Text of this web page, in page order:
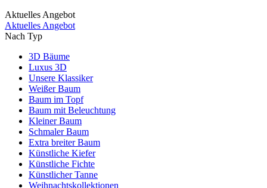
Aktuelles Angebot
Aktuelles Angebot
Nach Typ
3D Bäume
Luxus 3D
Unsere Klassiker
Weißer Baum
Baum im Topf
Baum mit Beleuchtung
Kleiner Baum
Schmaler Baum
Extra breiter Baum
Künstliche Kiefer
Künstliche Fichte
Künstlicher Tanne
Weihnachtskollektionen